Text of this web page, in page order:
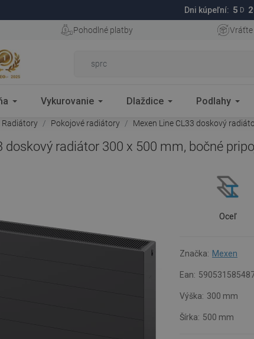
Dni kúpeľní: 5 D
Pohodlné platby Vráťte
Vykurovanie Dlaždice Podlahy
Radiátory Pokojové radiátory Mexen Line CL33 doskový
doskový radiátor 300 x 500 mm, bočné
Oceľ
Značka: Mexen
Ean:
Výška: 300 mm
Šírka: 500 mm